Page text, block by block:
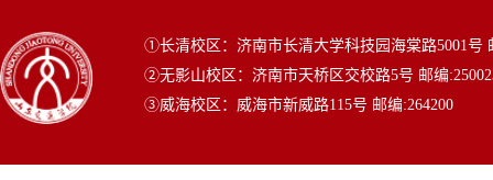
①长清校区：济南市长清大学科技园海棠路5001号
②无影山校区：济南市天桥区交校路5号 邮编
③威海校区：威海市新威路115号 邮编:264200